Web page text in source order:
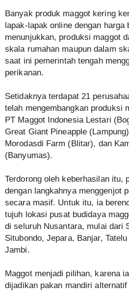
Banyak produk maggot kering
lapak-lapak online dengan harga
menunjukkan, produksi maggot
skala rumahan maupun dalam
saat ini pemerintah tengah
perikanan.
Setidaknya terdapat 21
telah mengembangkan produksi
PT Maggot Indonesia Lestari
Great Giant Pineapple
Morodasdi Farm (Blitar), dan
(Banyumas).
Terdorong oleh keberhasilan itu,
dengan langkahnya menggenjot
secara masif. Untuk itu, ia
tujuh lokasi pusat budidaya
di seluruh Nusantara, mulai dari
Situbondo, Jepara, Banjar,
Jambi.
Maggot menjadi pilihan, karena
dijadikan pakan mandiri